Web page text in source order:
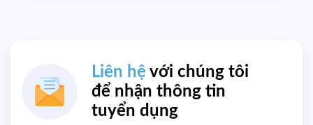
Liên hệ với chúng tôi
để nhận thông tin
tuyển dụng